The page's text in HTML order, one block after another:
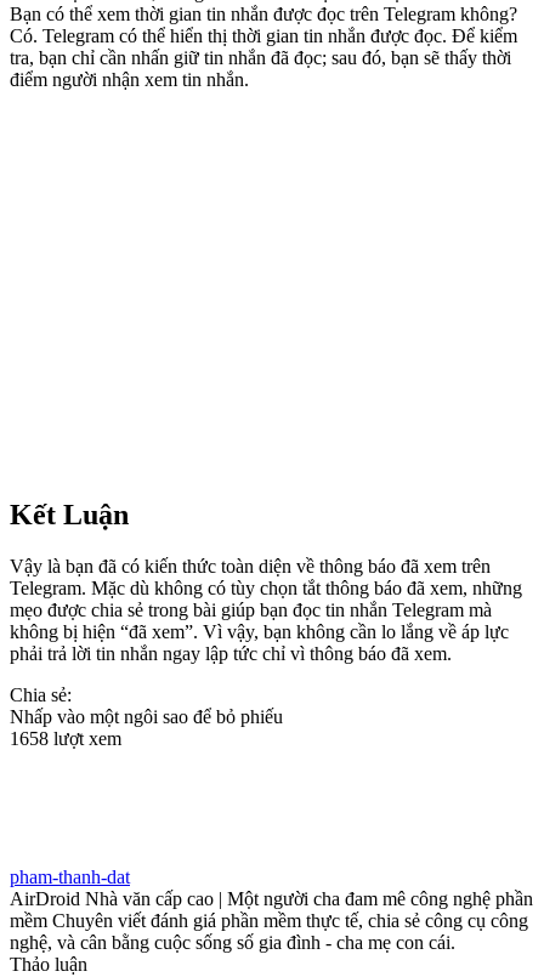
Bạn có thể xem thời gian tin nhắn được đọc trên Telegram không?
Có. Telegram có thể hiển thị thời gian tin nhắn được đọc. Để kiểm
tra, bạn chỉ cần nhấn giữ tin nhắn đã đọc; sau đó, bạn sẽ thấy thời
điểm người nhận xem tin nhắn.
Kết Luận
Vậy là bạn đã có kiến thức toàn diện về thông báo đã xem trên
Telegram. Mặc dù không có tùy chọn tắt thông báo đã xem, những
mẹo được chia sẻ trong bài giúp bạn đọc tin nhắn Telegram mà
không bị hiện “đã xem”. Vì vậy, bạn không cần lo lắng về áp lực
phải trả lời tin nhắn ngay lập tức chỉ vì thông báo đã xem.
Chia sẻ:
Nhấp vào một ngôi sao để bỏ phiếu
1658 lượt xem
pham-thanh-dat
AirDroid Nhà văn cấp cao | Một người cha đam mê công nghệ phần
mềm Chuyên viết đánh giá phần mềm thực tế, chia sẻ công cụ công
nghệ, và cân bằng cuộc sống số gia đình - cha mẹ con cái.
Thảo luận